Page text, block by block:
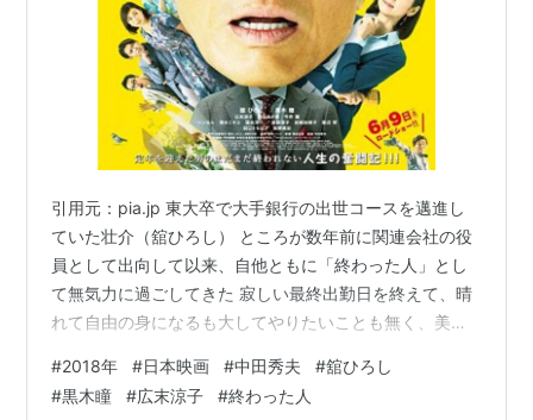
第23回冬季オリンピック（韓国・ピョンチャンオリ
ンピック）開会式
国民栄誉賞を授与
2月15日
アメリカのフロリダ州にある高校で銃の乱射事件。
17人が死亡。現場の高校を退学になった19歳の男が
拘束される
引用元：pia.jp 東大卒で大手銀行の出世コースを邁進し
ていた壮介（舘ひろし） ところが数年前に関連会社の役
員として出向して以来、自他ともに「終わった人」とし
て無気力に過ごしてきた 寂しい最終出勤日を終えて、晴
れて自由の身になるも大してやりたいことも無く、美容
まれてしまう 原作は内館牧子の同名小説、このタイトル
にして主演が舘ひろし 何となく観なくてもラストシーン
#2018年 #日本映画 #中田秀夫 #舘ひろし
#黒木瞳 #広末涼子 #終わった人